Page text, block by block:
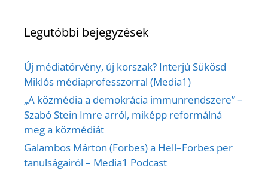
Legutóbbi bejegyzések
Új médiatörvény, új korszak? Interjú Sükösd
Miklós médiaprofesszorral (Media1)
„A közmédia a demokrácia immunrendszere” –
Szabó Stein Imre arról, miképp reformálná
meg a közmédiát
Galambos Márton (Forbes) a Hell–Forbes per
tanulságairól – Media1 Podcast